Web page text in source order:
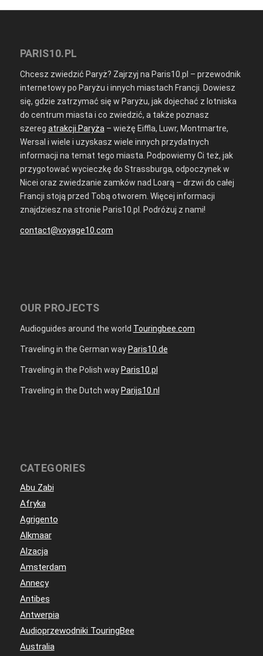
PARIS10.PL
Chcesz zwiedzić Paryż? Zajrzyj na Paris10.pl – przewodnik
internetowy po Paryżu i innych miastach Francji. Dowiesz
się, gdzie zatrzymać się w Paryżu, jak dojechać z lotniska
do centrum miasta i co zwiedzić, a także poznasz
szereg atrakcji Paryża – wieżę Eiffla, Luwr, Montmartre,
Wersal i wiele i uzyskasz wiele innych przydatnych
informacji na temat tego miasta. Podpowiemy Ci też, jak
przygotować wycieczkę do Strassburga, odpoczynek w
Nicei oraz zwiedzanie zamków nad Loarą – drzwi do całej
Francji stoją przed Tobą otworem. Więcej informacji
znajdziesz na stronie Paris10.pl. Podróżuj z nami!
contact@voyage10.com
OUR PROJECTS
Audioguides around the world Touringbee.com
Traveling in the German way Paris10.de
Traveling in the Polish way Paris10.pl
Traveling in the Dutch wayParijs10.nl
CATEGORIES
Abu Zabi
Afryka
Agrigento
Alkmaar
Alzacja
Amsterdam
Annecy
Antibes
Antwerpia
Audioprzewodniki TouringBee
Australia